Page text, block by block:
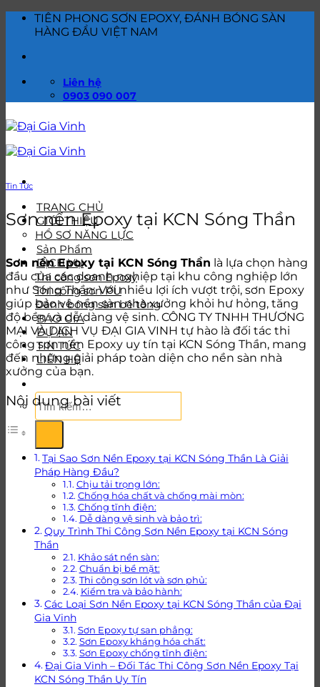
dung
TIÊN PHONG SƠN EPOXY, ĐÁNH BÓNG SÀN
HÀNG ĐẦU VIỆT NAM
Liên hệ
0903 090 007
TRANG CHỦ
GIỚI THIỆU
HỒ SƠ NĂNG LỰC
Sản Phẩm
DỊCH VỤ
Thi công sơn Epoxy
Thi công sơn PU
Đánh bóng sàn bê tông
BÁO GIÁ
DỰ ÁN
TIN TỨC
LIÊN HỆ
Tìm
kiếm:
Tin Tức
Sơn nền Epoxy tại KCN Sóng Thần
Sơn nền Epoxy tại KCN Sóng Thần là lựa chọn hàng
đầu của các doanh nghiệp tại khu công nghiệp lớn
như Sóng Thần. Với nhiều lợi ích vượt trội, sơn Epoxy
giúp bảo vệ nền sàn nhà xưởng khỏi hư hỏng, tăng
độ bền và dễ dàng vệ sinh. CÔNG TY TNHH THƯƠNG
MẠI VÀ DỊCH VỤ ĐẠI GIA VINH tự hào là đối tác thi
công sơn nền Epoxy uy tín tại KCN Sóng Thần, mang
đến những giải pháp toàn diện cho nền sàn nhà
xưởng của bạn.
Nội dung bài viết
Tại Sao Sơn Nền Epoxy tại KCN Sóng Thần Là Giải
Pháp Hàng Đầu?
Chịu tải trọng lớn:
Chống hóa chất và chống mài mòn:
Chống tĩnh điện:
Dễ dàng vệ sinh và bảo trì:
Quy Trình Thi Công Sơn Nền Epoxy tại KCN Sóng
Thần
Khảo sát nền sàn:
Chuẩn bị bề mặt:
Thi công sơn lót và sơn phủ:
Kiểm tra và bảo hành:
Các Loại Sơn Nền Epoxy tại KCN Sóng Thần của Đại
Gia Vinh
Sơn Epoxy tự san phẳng:
Sơn Epoxy kháng hóa chất:
Sơn Epoxy chống tĩnh điện:
Đại Gia Vinh – Đối Tác Thi Công Sơn Nền Epoxy Tại
KCN Sóng Thần Uy Tín